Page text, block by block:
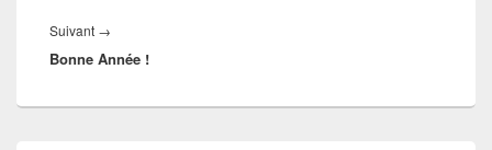
Suivant →
suivant :
Bonne Année !